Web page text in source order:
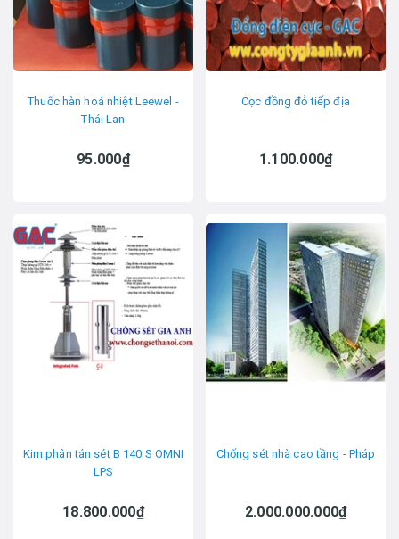
Thuốc hàn hoá nhiệt Leewel -
Thái Lan
95.000₫
Cọc đồng đỏ tiếp địa
1.100.000₫
Kim phân tán sét B 140 S OMNI
LPS
18.800.000₫
Chống sét nhà cao tầng - Pháp
2.000.000.000₫